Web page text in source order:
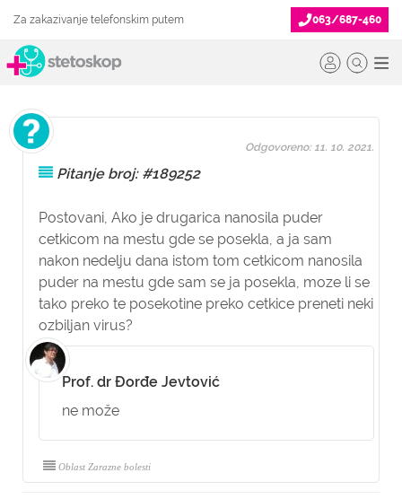
Za zakazivanje telefonskim putem 063/687-460
Pitanje broj: #189252
Postovani, Ako je drugarica nanosila puder
cetkicom na mestu gde se posekla, a ja sam
nakon nedelju dana istom tom cetkicom nanosila
puder na mestu gde sam se ja posekla, moze li se
tako preko te posekotine preko cetkice preneti neki
ozbiljan virus?
Odgovoreno: 11. 10. 2021.
Prof. dr Đorđe Jevtović
ne može
Oblast Zarazne bolesti